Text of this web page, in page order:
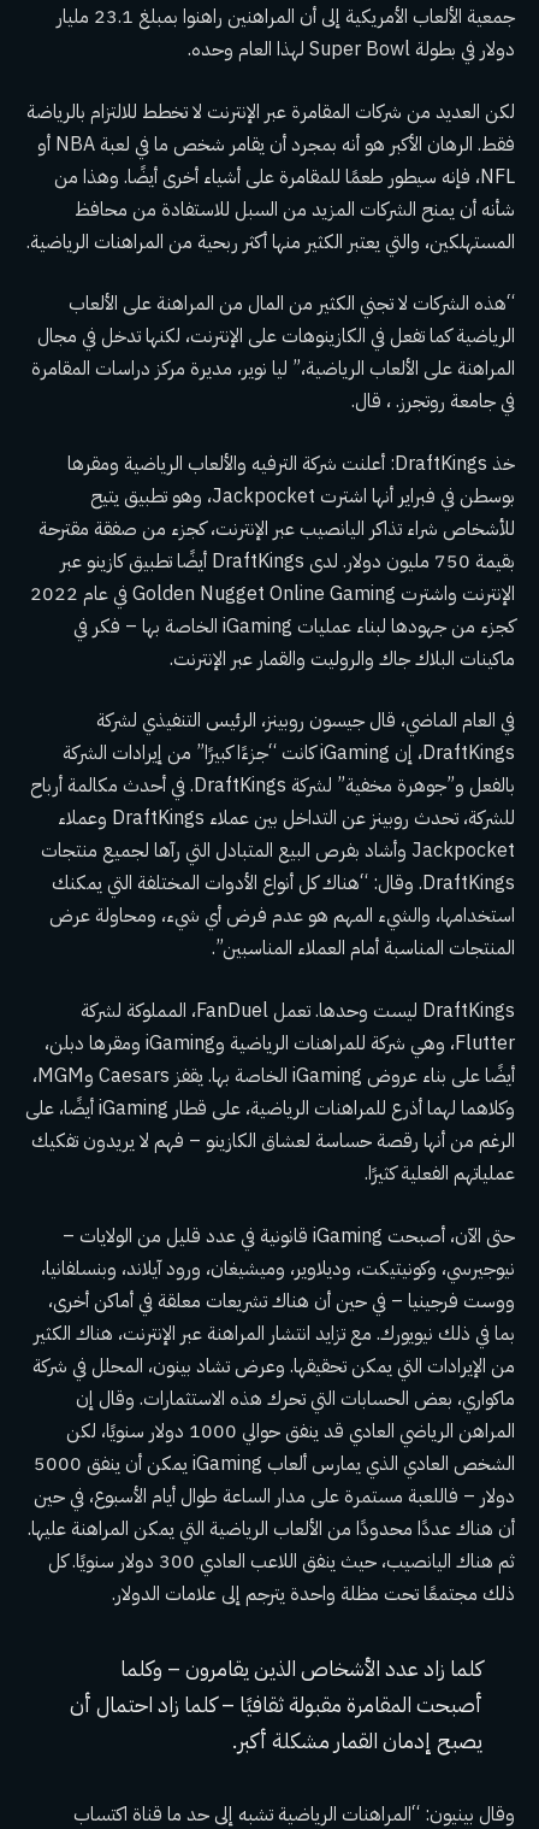
جمعية الألعاب الأمريكية إلى أن المراهنين راهنوا بمبلغ 23.1 مليار
دولار في بطولة Super Bowl لهذا العام وحده.
لكن العديد من شركات المقامرة عبر الإنترنت لا تخطط للالتزام بالرياضة
فقط. الرهان الأكبر هو أنه بمجرد أن يقامر شخص ما في لعبة NBA أو
NFL، فإنه سيطور طعمًا للمقامرة على أشياء أخرى أيضًا. وهذا من
شأنه أن يمنح الشركات المزيد من السبل للاستفادة من محافظ
المستهلكين، والتي يعتبر الكثير منها أكثر ربحية من المراهنات الرياضية.
“هذه الشركات لا تجني الكثير من المال من المراهنة على الألعاب
الرياضية كما تفعل في الكازينوهات على الإنترنت، لكنها تدخل في مجال
المراهنة على الألعاب الرياضية،” ليا نوير، مديرة مركز دراسات المقامرة
في جامعة روتجرز. ، قال.
خذ DraftKings: أعلنت شركة الترفيه والألعاب الرياضية ومقرها
بوسطن في فبراير أنها اشترت Jackpocket، وهو تطبيق يتيح
للأشخاص شراء تذاكر اليانصيب عبر الإنترنت، كجزء من صفقة مقترحة
بقيمة 750 مليون دولار. لدى DraftKings أيضًا تطبيق كازينو عبر
الإنترنت واشترت Golden Nugget Online Gaming في عام 2022
كجزء من جهودها لبناء عمليات iGaming الخاصة بها – فكر في
ماكينات البلاك جاك والروليت والقمار عبر الإنترنت.
في العام الماضي، قال جيسون روبينز، الرئيس التنفيذي لشركة
DraftKings، إن iGaming كانت “جزءًا كبيرًا” من إيرادات الشركة
بالفعل و”جوهرة مخفية” لشركة DraftKings. في أحدث مكالمة أرباح
للشركة، تحدث روبينز عن التداخل بين عملاء DraftKings وعملاء
Jackpocket وأشاد بفرص البيع المتبادل التي رآها لجميع منتجات
DraftKings. وقال: “هناك كل أنواع الأدوات المختلفة التي يمكنك
استخدامها، والشيء المهم هو عدم فرض أي شيء، ومحاولة عرض
المنتجات المناسبة أمام العملاء المناسبين”.
DraftKings ليست وحدها. تعمل FanDuel، المملوكة لشركة
Flutter، وهي شركة للمراهنات الرياضية وiGaming ومقرها دبلن،
أيضًا على بناء عروض iGaming الخاصة بها. يقفز Caesars وMGM،
وكلاهما لهما أذرع للمراهنات الرياضية، على قطار iGaming أيضًا، على
الرغم من أنها رقصة حساسة لعشاق الكازينو – فهم لا يريدون تفكيك
عملياتهم الفعلية كثيرًا.
حتى الآن، أصبحت iGaming قانونية في عدد قليل من الولايات –
نيوجيرسي، وكونيتيكت، وديلاوير، وميشيغان، ورود آيلاند، وبنسلفانيا،
ووست فرجينيا – في حين أن هناك تشريعات معلقة في أماكن أخرى،
بما في ذلك نيويورك. مع تزايد انتشار المراهنة عبر الإنترنت، هناك الكثير
من الإيرادات التي يمكن تحقيقها. وعرض تشاد بينون، المحلل في شركة
ماكواري، بعض الحسابات التي تحرك هذه الاستثمارات. وقال إن
المراهن الرياضي العادي قد ينفق حوالي 1000 دولار سنويًا، لكن
الشخص العادي الذي يمارس ألعاب iGaming يمكن أن ينفق 5000
دولار – فاللعبة مستمرة على مدار الساعة طوال أيام الأسبوع، في حين
أن هناك عددًا محدودًا من الألعاب الرياضية التي يمكن المراهنة عليها.
ثم هناك اليانصيب، حيث ينفق اللاعب العادي 300 دولار سنويًا. كل
ذلك مجتمعًا تحت مظلة واحدة يترجم إلى علامات الدولار.
كلما زاد عدد الأشخاص الذين يقامرون – وكلما
أصبحت المقامرة مقبولة ثقافيًا – كلما زاد احتمال أن
يصبح إدمان القمار مشكلة أكبر.
وقال بينيون: “المراهنات الرياضية تشبه إلى حد ما قناة اكتساب